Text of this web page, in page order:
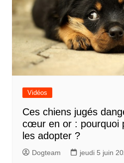
Vidéos
Ces chiens jugés
cœur en or : pourquoi
les adopter ?
Dogteam jeudi 5 juin